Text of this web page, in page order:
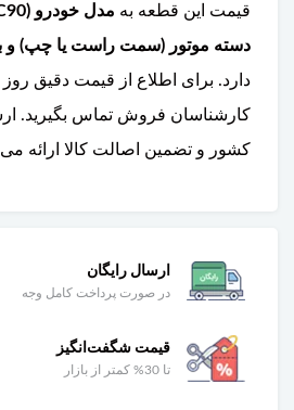
قیمت این قطعه به
دسته موتور (سمت راست یا چپ) و
دارد. برای اطلاع از قیمت دقیق
کارشناسان فروش تماس بگیرید.
کشور و تضمین اصالت کالا ارائه
ارسال رایگان
در صورت پرداخت کامل وجه
قیمت شگفت‌انگیز
تا 30% کمتر از بازار